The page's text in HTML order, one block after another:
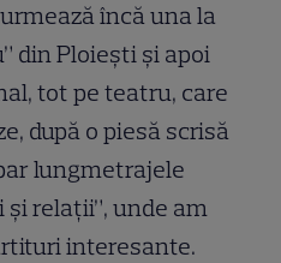
încă una la
din Ploiești și apoi
tot pe teatru, care
după o piesă scrisă
lungmetrajele
și relații”, unde am
interesante.